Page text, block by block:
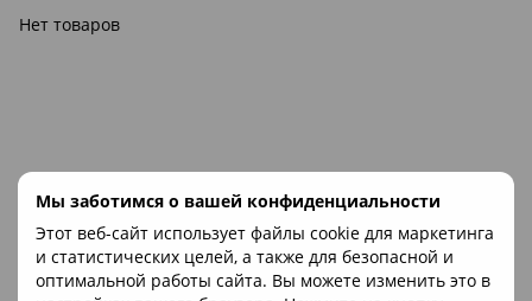
Мы заботимся о вашей конфиденциальности
Этот веб-сайт использует файлы cookie для маркетинга
и статистических целей, а также для безопасной и
оптимальной работы сайта. Вы можете изменить это в
Нет товаров